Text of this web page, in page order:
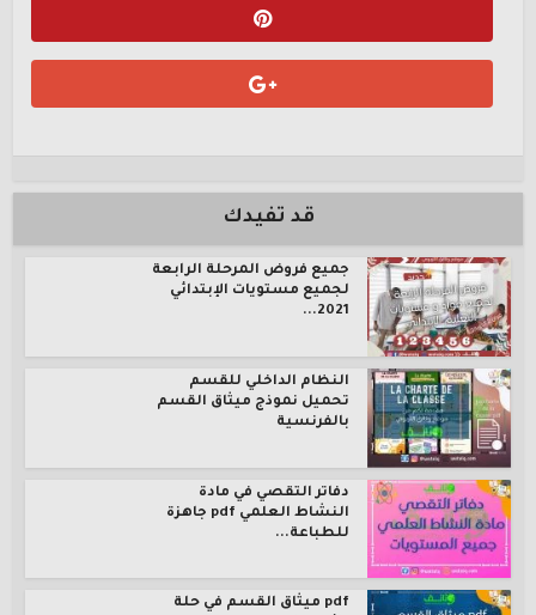
قد تفيدك
جميع فروض المرحلة الرابعة
لجميع مستويات الإبتدائي
2021...
النظام الداخلي للقسم
تحميل نموذج ميثاق القسم
بالفرنسية
دفاتر التقصي في مادة
النشاط العلمي pdf جاهزة
للطباعة...
pdf ميثاق القسم في حلة